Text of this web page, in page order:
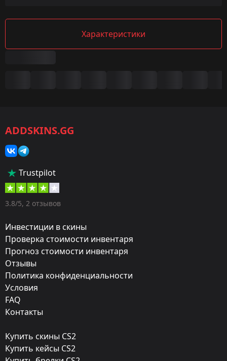
Характеристики
Категория:
Скины
Штурмовые винтовки
Оружие:
Finish:
Грифон
Custom Paint Job
Популярность:
90 %
ADDSKINS.GG
Trustpilot
3.8/5, 2 отзывов
Инвестиции в скины
Проверка стоимости инвентаря
Прогноз стоимости инвентаря
Отзывы
Политика конфиденциальности
Условия
FAQ
Контакты
Купить скины CS2
Купить кейсы CS2